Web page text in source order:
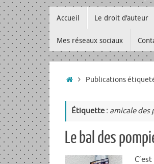
au
contenu
Accueil Le droit d’auteur
Mes réseaux sociaux
Accueil
Publications
Étiquette : amicale des
Le bal des